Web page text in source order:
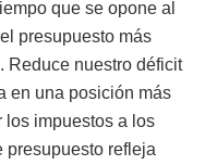
que se opone al
presupuesto más
Reduce nuestro déficit
en una posición más
los impuestos a los
presupuesto refleja